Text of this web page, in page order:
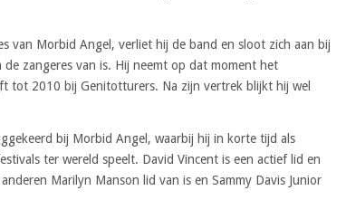
van Morbid Angel, verliet hij de band en sloot zich aan bij
zangeres van is. Hij neemt op dat moment het
tot 2010 bij Genitotturers. Na zijn vertrek blijkt hij wel
bij Morbid Angel, waarbij hij in korte tijd als
ter wereld speelt. David Vincent is een actief lid en
Marilyn Manson lid van is en Sammy Davis Junior